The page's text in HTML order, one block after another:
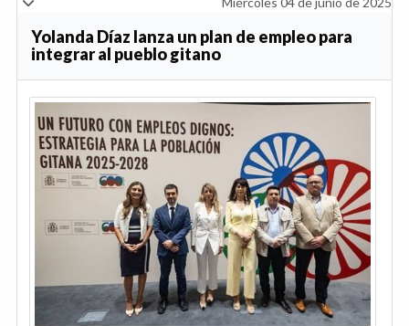
Yolanda Díaz lanza un plan de empleo para
integrar al pueblo gitano